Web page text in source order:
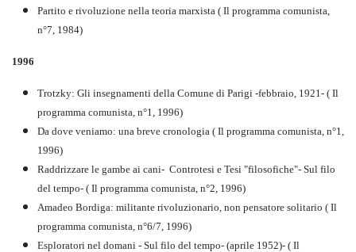
Partito e rivoluzione nella teoria marxista ( Il programma comunista,
n°7, 1984)
1996
Trotzky: Gli insegnamenti della Comune di Parigi -febbraio, 1921- ( Il
programma comunista, n°1, 1996)
Da dove veniamo: una breve cronologia ( Il programma comunista, n°1,
1996)
Raddrizzare le gambe ai cani- Controtesi e Tesi "filosofiche"- Sul filo
del tempo- ( Il programma comunista, n°2, 1996)
Amadeo Bordiga: militante rivoluzionario, non pensatore solitario ( Il
programma comunista, n°6/7, 1996)
Esploratori nel domani - Sul filo del tempo- (aprile 1952)- ( Il